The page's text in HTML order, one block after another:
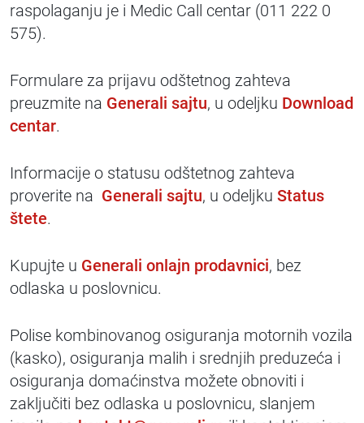
raspolaganju je i Medic Call centar (011 222 0
575).
Formulare za prijavu odštetnog zahteva
preuzmite na Generali sajtu, u odeljku Download
centar.
Informacije o statusu odštetnog zahteva
proverite na Generali sajtu, u odeljku Status
štete.
Kupujte u Generali onlajn prodavnici, bez
odlaska u poslovnicu.
Polise kombinovanog osiguranja motornih vozila
(kasko), osiguranja malih i srednjih preduzeća i
osiguranja domaćinstva možete obnoviti i
zaključiti bez odlaska u poslovnicu, slanjem